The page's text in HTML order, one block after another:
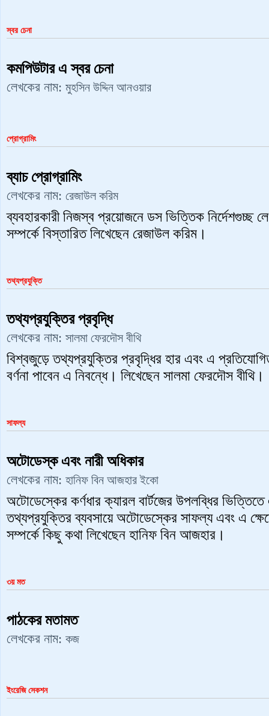
স্বর চেনা
কমপিউটার এ স্বর চেনা
লেখকের নাম: মুহসিন উদ্দিন আনওয়ার
প্রোগ্রামিং
ব্যাচ প্রোগ্রামিং
লেখকের নাম: রেজাউল করিম
ব্যবহারকারী নিজস্ব প্রয়োজনে ডস ভিত্তিক নির্দেশগুচ্ছ
সম্পর্কে বিস্তারিত লিখেছেন রেজাউল করিম।
তথ্যপ্রযুক্তি
তথ্যপ্রযুক্তির প্রবৃদ্ধি
লেখকের নাম: সালমা ফেরদৌস বীথি
বিশ্বজুড়ে তথ্যপ্রযুক্তির প্রবৃদ্ধির হার এবং এ
বর্ণনা পাবেন এ নিবন্ধে। লিখেছেন সালমা ফেরদৌস বীথি।
সাফল্য
অটোডেস্ক এবং নারী অধিকার
লেখকের নাম: হানিফ বিন আজহার ইকো
অটোডেস্কের কর্ণধার ক্যারল বার্টজের উপলব্ধির
তথ্যপ্রযুক্তির ব্যবসায়ে অটোডেস্কের সাফল্য এবং এ
সম্পর্কে কিছু কথা লিখেছেন হানিফ বিন আজহার।
৩য় মত
পাঠকের মতামত
লেখকের নাম: কজ
ইংরেজি সেকশন